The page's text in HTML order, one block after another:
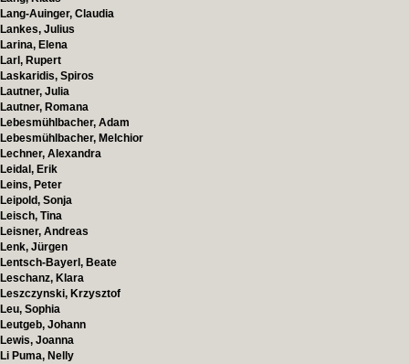
Lang-Auinger, Claudia
Lankes, Julius
Larina, Elena
Larl, Rupert
Laskaridis, Spiros
Lautner, Julia
Lautner, Romana
Lebesmühlbacher, Adam
Lebesmühlbacher, Melchior
Lechner, Alexandra
Leidal, Erik
Leins, Peter
Leipold, Sonja
Leisch, Tina
Leisner, Andreas
Lenk, Jürgen
Lentsch-Bayerl, Beate
Leschanz, Klara
Leszczynski, Krzysztof
Leu, Sophia
Leutgeb, Johann
Lewis, Joanna
Li Puma, Nelly